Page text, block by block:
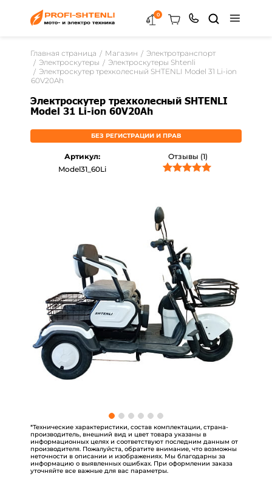
0
Главная страница Магазин
Электротранспорт
Электроскутеры
Электроскутеры Shtenli
Электроскутер трехколесный SHTENLI Model 31 Li-ion
60V20Ah
Электроскутер трехколесный SHTENLI
Model 31 Li-ion 60V20Ah
БЕЗ РЕГИСТРАЦИИ И ПРАВ
Отзывы (1)
пользователя
Артикул:
Model31_60Li
*Технические характеристики, состав комплектации, страна-
производитель, внешний вид и цвет товара указаны в
информационных целях и соответствуют последним данным от
производителя. Пожалуйста, обратите внимание, что возможны
неточности в описании и изображениях. Мы благодарны за
информацию о выявленных ошибках. При оформлении заказа
уточняйте все важные для вас параметры.